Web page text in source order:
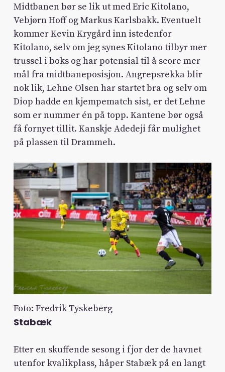
Midtbanen bør se lik ut med Eric Kitolano,
Vebjørn Hoff og Markus Karlsbakk. Eventuelt
kommer Kevin Krygård inn istedenfor
Kitolano, selv om jeg synes Kitolano tilbyr mer
trussel i boks og har potensial til å score mer
mål fra midtbaneposisjon. Angrepsrekka blir
nok lik, Lehne Olsen har startet bra og selv om
Diop hadde en kjempematch sist, er det Lehne
som er nummer én på topp. Kantene bør også
få fornyet tillit. Kanskje Adedeji får mulighet
på plassen til Drammeh.
Foto: Fredrik Tyskeberg
Stabæk
Etter en skuffende sesong i fjor der de havnet
utenfor kvalikplass, håper Stabæk på en langt